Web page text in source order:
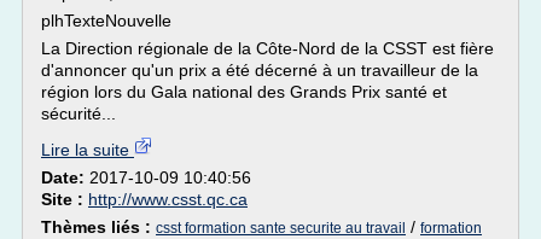
plhTexteNouvelle
La Direction régionale de la Côte-Nord de la CSST est fière
d'annoncer qu'un prix a été décerné à un travailleur de la
région lors du Gala national des Grands Prix santé et
sécurité...
Lire la suite
Date: 2017-10-09 10:40:56
Site : http://www.csst.qc.ca
Thèmes liés : csst formation sante securite au travail / formation